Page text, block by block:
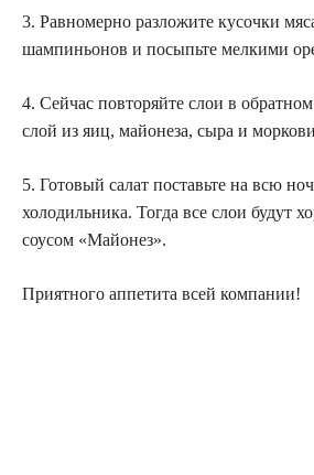
3. Равномерно разложите кусочки
шампиньонов и посыпьте мелкими
4. Сейчас повторяйте слои в
слой из яиц, майонеза, сыра и
5. Готовый салат поставьте на всю
холодильника. Тогда все слои будут
соусом «Майонез».
Приятного аппетита всей компании!